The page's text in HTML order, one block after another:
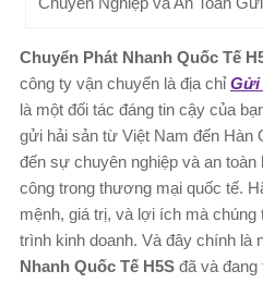
Chuyển Phát Nhanh Quốc Tế
công ty vận chuyển là địa chỉGửi
là một đối tác đáng tin cậy của
gửi hải sản từ Việt Nam đến Hàn
đến sự chuyên nghiệp và an toàn
công trong thương mại quốc tế.
mệnh, giá trị, và lợi ích mà chúng
trình kinh doanh. Và đây chính là
Nhanh Quốc Tế H5S đã và